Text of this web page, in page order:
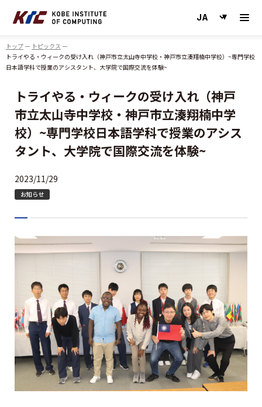
トップ
トピックス
トライやる・ウィークの受け入れ（神戸市立太山寺中学校・神戸市立湊翔楠中学校）~専門学校
日本語学科で授業のアシスタント、大学院で国際交流を体験~
トライやる・ウィークの受け入れ（神戸
市立太山寺中学校・神戸市立湊翔楠中学
校）~専門学校日本語学科で授業のアシス
タント、大学院で国際交流を体験~
2023/11/29
お知らせ